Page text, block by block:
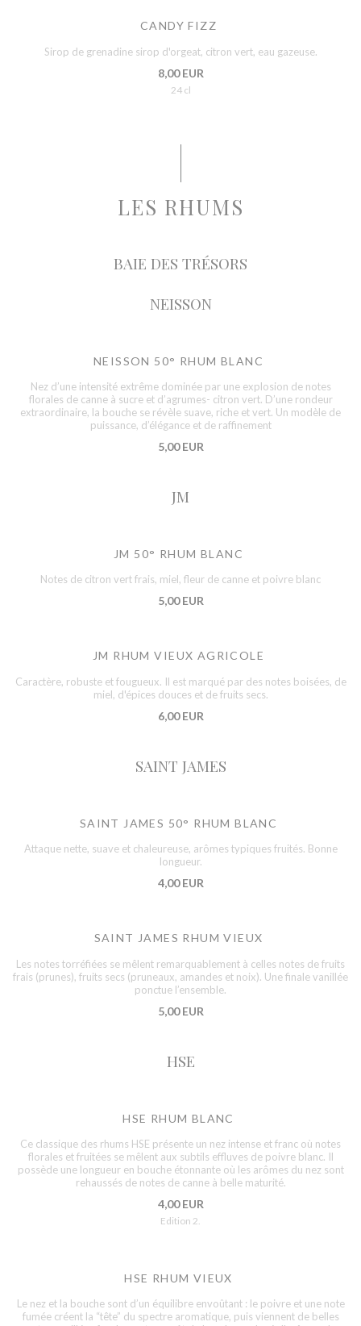
CANDY FIZZ
Sirop de grenadine sirop d'orgeat, citron vert, eau gazeuse.
8,00 EUR
24 cl
LES RHUMS
BAIE DES TRÉSORS
NEISSON
NEISSON 50° RHUM BLANC
Nez d’une intensité extrême dominée par une explosion de notes
florales de canne à sucre et d’agrumes- citron vert. D’une rondeur
extraordinaire, la bouche se révèle suave, riche et vert. Un modèle de
puissance, d’élégance et de raffinement
5,00 EUR
JM
JM 50° RHUM BLANC
Notes de citron vert frais, miel, fleur de canne et poivre blanc
5,00 EUR
JM RHUM VIEUX AGRICOLE
Caractère, robuste et fougueux. Il est marqué par des notes boisées, de
miel, d'épices douces et de fruits secs.
6,00 EUR
SAINT JAMES
SAINT JAMES 50° RHUM BLANC
Attaque nette, suave et chaleureuse, arômes typiques fruités. Bonne
longueur.
4,00 EUR
SAINT JAMES RHUM VIEUX
Les notes torréfiées se mêlent remarquablement à celles notes de fruits
frais (prunes), fruits secs (pruneaux, amandes et noix). Une finale vanillée
ponctue l’ensemble.
5,00 EUR
HSE
HSE RHUM BLANC
Ce classique des rhums HSE présente un nez intense et franc où notes
florales et fruitées se mêlent aux subtils effluves de poivre blanc. Il
possède une longueur en bouche étonnante où les arômes du nez sont
rehaussés de notes de canne à belle maturité.
4,00 EUR
Edition 2.
HSE RHUM VIEUX
Le nez et la bouche sont d’un équilibre envoûtant : le poivre et une note
fumée créent la “tête” du spectre aromatique, puis viennent de belles